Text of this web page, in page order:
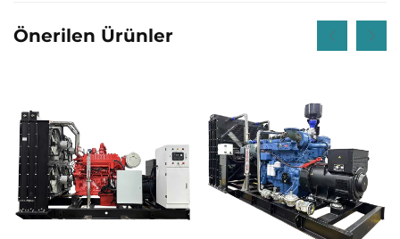
Önerilen Ürünler